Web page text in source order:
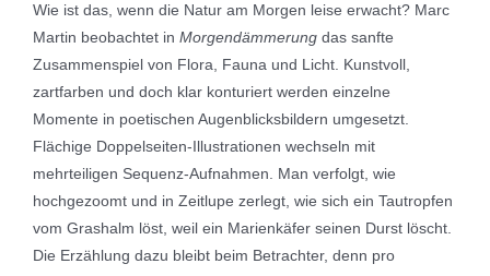
Wie ist das, wenn die Natur am Morgen leise erwacht? Marc
Martin beobachtet in Morgendämmerung das sanfte
Zusammenspiel von Flora, Fauna und Licht. Kunstvoll,
zartfarben und doch klar konturiert werden einzelne
Momente in poetischen Augenblicksbildern umgesetzt.
Flächige Doppelseiten-Illustrationen wechseln mit
mehrteiligen Sequenz-Aufnahmen. Man verfolgt, wie
hochgezoomt und in Zeitlupe zerlegt, wie sich ein Tautropfen
vom Grashalm löst, weil ein Marienkäfer seinen Durst löscht.
Die Erzählung dazu bleibt beim Betrachter, denn pro